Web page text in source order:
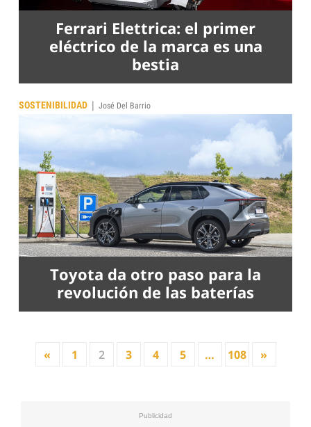
Ferrari Elettrica: el primer
eléctrico de la marca es una
bestia
SOSTENIBILIDAD | José Del Barrio
Toyota da otro paso para la
revolución de las baterías
« 1 2 3 4 5 … 108 »